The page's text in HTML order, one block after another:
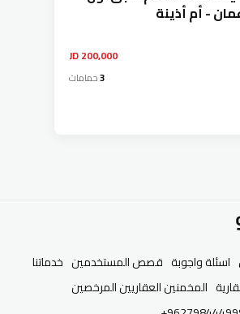
- أم أذينة
200,000 JD
3حمامات
اسئلة واجوبة قصص المستخدمين خدماتنا
المخمنين العقاريين المرخصين